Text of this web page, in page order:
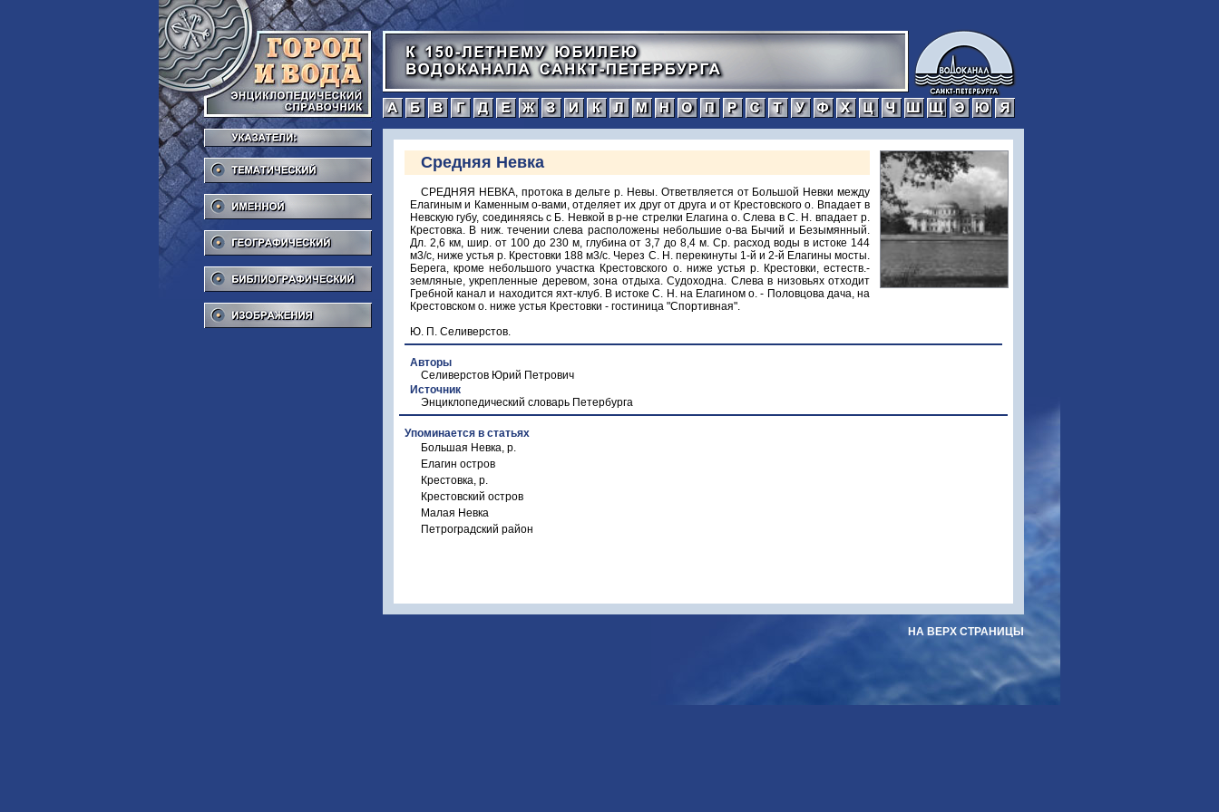
Тематический
Именной
Географический
Библиографический
Изображения
а б в г д е ж з и к л м н о п р с т у ф х ц ч ш
Средняя Невка
СРЕДНЯЯ НЕВКА, протока в дельте р. Невы. Ответвляется от Большой Невки между
Елагиным и Каменным о-вами, отделяет их друг от друга и от Крестовского о. Впадает в
Невскую губу, соединяясь с Б. Невкой в р-не стрелки Елагина о. Слева в С. Н. впадает р.
Крестовка. В ниж. течении слева расположены небольшие о-ва Бычий и Безымянный.
Дл. 2,6 км, шир. от 100 до 230 м, глубина от 3,7 до 8,4 м. Ср. расход воды в истоке 144
м3/с, ниже устья р. Крестовки 188 м3/с. Через С. Н. перекинуты 1-й и 2-й Елагины мосты.
Берега, кроме небольшого участка Крестовского о. ниже устья р. Крестовки, естеств.-
земляные, укрепленные деревом, зона отдыха. Судоходна. Слева в низовьях отходит
Гребной канал и находится яхт-клуб. В истоке С. Н. на Елагином о. - Половцова дача, на
Крестовском о. ниже устья Крестовки - гостиница "Спортивная".
Ю. П. Селиверстов.
Авторы
Селиверстов Юрий Петрович
Источник
Энциклопедический словарь Петербурга
Упоминается в статьях
Большая Невка, р.
Елагин остров
Крестовка, р.
Крестовский остров
Малая Невка
Петроградский район
НА ВЕРХ СТРАНИЦЫ